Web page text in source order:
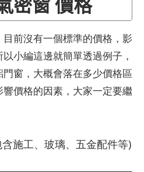
前沒有一個標準的價格，影
小編這邊就簡單透過例子，
窗，大概會落在多少價格區
價格的因素，大家一定要繼
施工、玻璃、五金配件等)